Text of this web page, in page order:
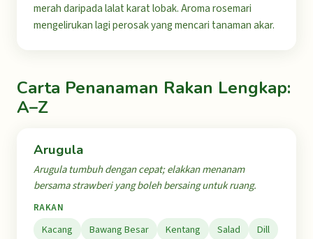
merah daripada lalat karat lobak. Aroma rosemari
mengelirukan lagi perosak yang mencari tanaman akar.
Carta Penanaman Rakan Lengkap:
A–Z
Arugula
Arugula tumbuh dengan cepat; elakkan menanam
bersama strawberi yang boleh bersaing untuk ruang.
RAKAN
Kacang Bawang Besar Kentang Salad
Dill